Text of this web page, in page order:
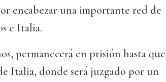
encabezar una importante red de
e Italia.
permanecerá en prisión hasta que
Italia, donde será juzgado por un